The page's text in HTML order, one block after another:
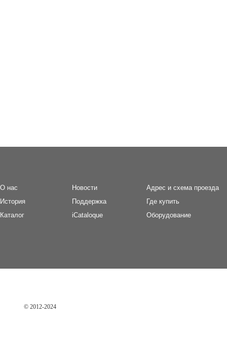
О нас
История
Каталог
Новости
Поддержка
iCataloque
Адрес и схема проезда
Где купить
Оборудование
© 2012-2024